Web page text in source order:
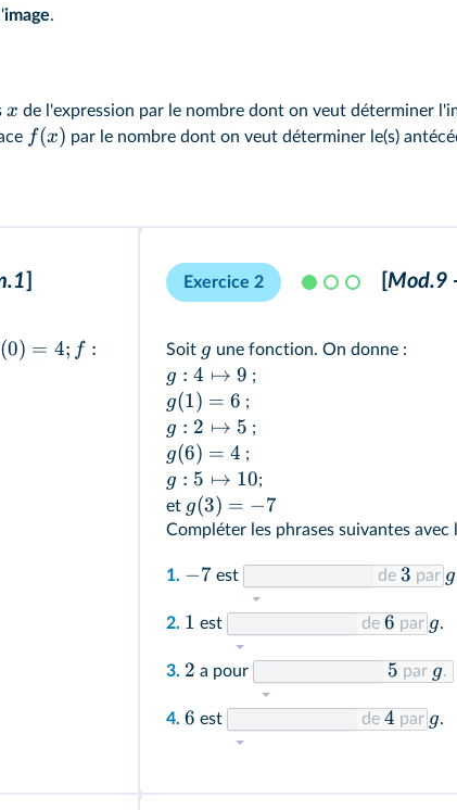
image.
x de l'expression par le nombre dont on veut déterminer
f(x) par le nombre dont on veut déterminer le(s)
(0) = 4; f :
Exercice 2 Mod.9
Soit g une fonction. On donne :
g : 4 ↦ 9 ;
g(1) = 6 ;
g : 2 ↦ 5 ;
g(6) = 4 ;
g : 5 ↦ 10;
et g(3) = −7
Compléter les phrases suivantes
1. −7 est de 3 par g
2. 1 est de 6 par g.
3. 2 a pour 5 par g.
4. 6 est de 4 par g.